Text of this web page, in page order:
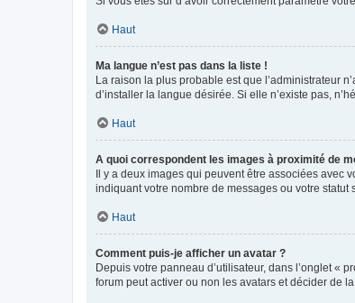
Haut
Ma langue n’est pas dans la liste !
La raison la plus probable est que l’administrateur
d’installer la langue désirée. Si elle n’existe pas,
Haut
A quoi correspondent les images à proximité de
Il y a deux images qui peuvent être associées avec
indiquant votre nombre de messages ou votre
Haut
Comment puis-je afficher un avatar ?
Depuis votre panneau d’utilisateur, dans l’onglet «
forum peut activer ou non les avatars et décider de